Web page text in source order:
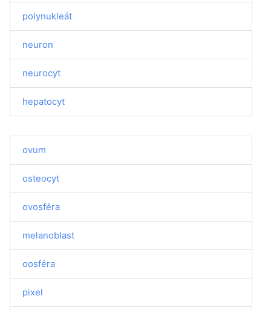
polynukleát
neuron
neurocyt
hepatocyt
ovum
osteocyt
ovosféra
melanoblast
oosféra
pixel